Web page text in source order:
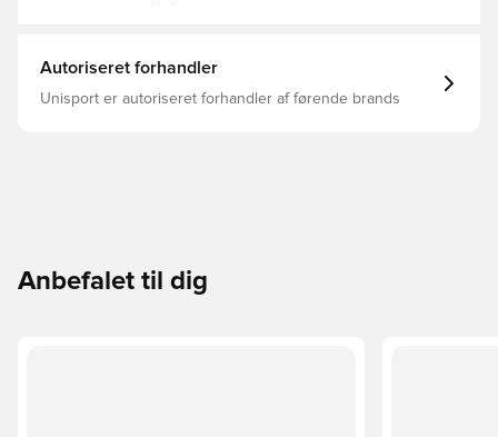
Autoriseret forhandler
Unisport er autoriseret forhandler af førende brands
Anbefalet til dig